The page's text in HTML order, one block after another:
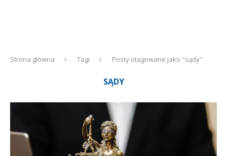
Strona główna Tagi Posty otagowane jako "sądy"
SĄDY